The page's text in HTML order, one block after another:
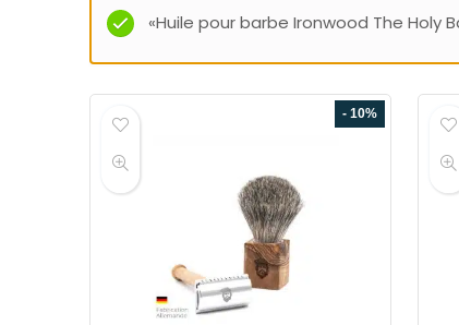
«Huile pour barbe Ironwood The Holy
- 10%